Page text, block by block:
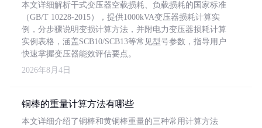
本文详细解析干式变压器空载损耗、负载损耗的国家标准
（GB/T 10228-2015），提供1000kVA变压器损耗计算实
例，分步骤说明变损计算方法，并附电力变压器损耗计算
实例表格，涵盖SCB10/SCB13等常见型号参数，指导用户
快速掌握变压器能效评估要点。
2026年8月4日
铜棒的重量计算方法有哪些
本文详细介绍了铜棒和黄铜棒重量的三种常用计算方法